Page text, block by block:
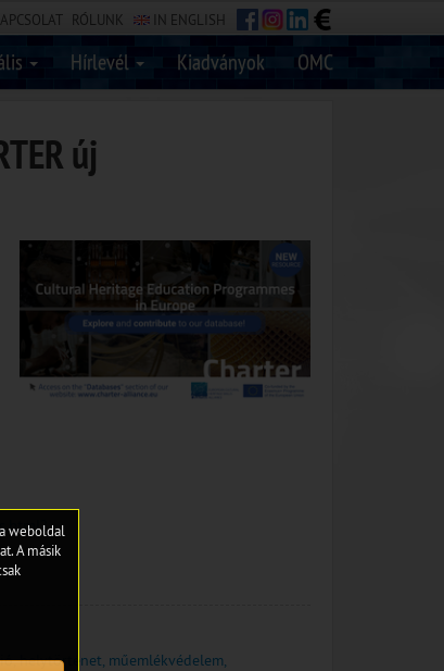
RÓLUNK IN ENGLISH
Hírlevél Kiadványok OMC
új
helytörténet, műemlékvédelem,
weboldal
A másik